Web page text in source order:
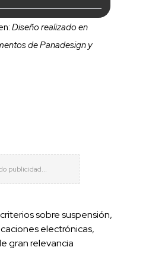
Diseño realizado en
de Panadesign y
sobre suspensión,
electrónicas,
gran relevancia